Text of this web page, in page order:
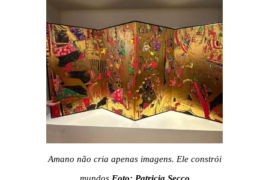
Amano não cria apenas imagens. Ele constrói